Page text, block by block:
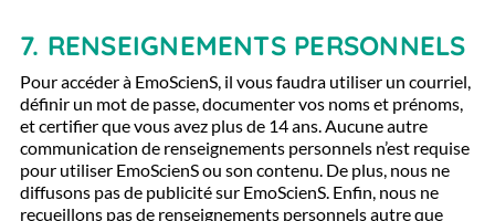
7. RENSEIGNEMENTS PERSONNELS
Pour accéder à EmoScienS, il vous faudra utiliser un courriel,
définir un mot de passe, documenter vos noms et prénoms,
et certifier que vous avez plus de 14 ans. Aucune autre
communication de renseignements personnels n’est requise
pour utiliser EmoScienS ou son contenu. De plus, nous ne
diffusons pas de publicité sur EmoScienS. Enfin, nous ne
recueillons pas de renseignements personnels autre que